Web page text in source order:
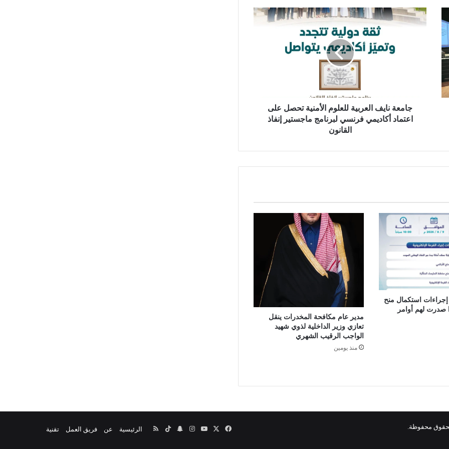
ج
ا
ب
ع
ل
م
ا
ل
م
ن
ة
ت
جامعة نايف العربية للعلوم الأمنية تحصل على
اعتماد أكاديمي فرنسي لبرنامج ماجستير إنفاذ
القانون
إجراءات استكمال منح
صدرت لهم أوامر
مدير عام مكافحة المخدرات ينقل
تعازي وزير الداخلية لذوي شهيد
الواجب الرقيب الشهري
منذ يومين
الرئيسية عن فريق العمل تقنية فيسبوك ‫YouTubeانستقرام
سناب ‫TikTokملخص